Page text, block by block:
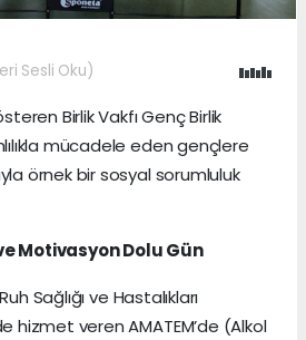
Sesli Oku)
Birlik Vakfı Genç Birlik
mücadele eden gençlere
örnek bir sosyal sorumluluk
Motivasyon Dolu Gün
Sağlığı ve Hastalıkları
hizmet veren AMATEM’de (Alkol